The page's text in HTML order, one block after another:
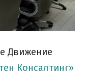
Движение
Консалтинг»